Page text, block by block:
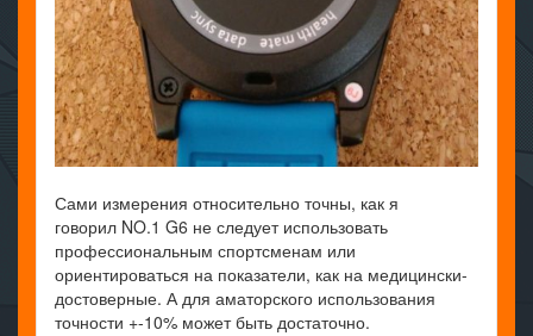
Сами измерения относительно точны, как я
говорил NO.1 G6 не следует использовать
профессиональным спортсменам или
ориентироваться на показатели, как на медицински-
достоверные. А для аматорского использования
точности +-10% может быть достаточно.